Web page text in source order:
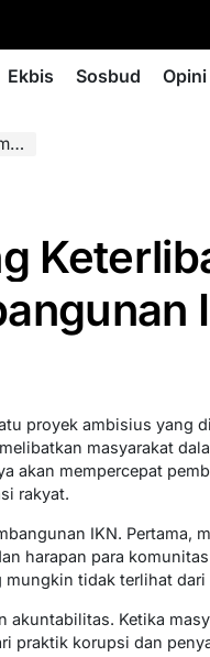
Ekbis Sosbud Opini
proyek ambisius yang
masyarakat
akan mempercepat
rakyat.
IKN. Pertama,
harapan para
tidak terlihat
Ketika
praktik korupsi dan